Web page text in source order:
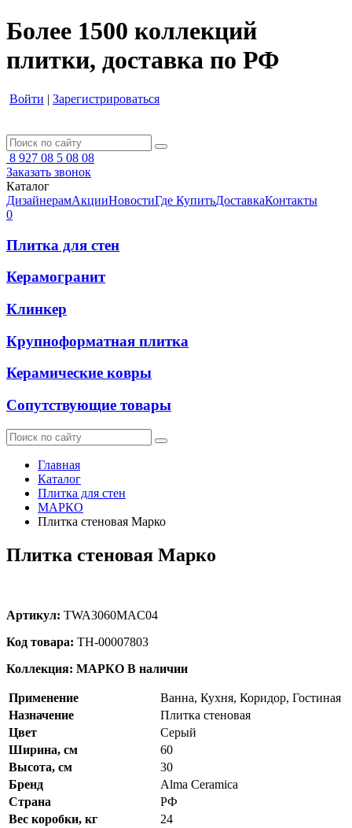
Более 1500 коллекций
плитки, доставка по РФ
Войти | Зарегистрироваться
8 927 08 5 08 08
Заказать звонок
Каталог
ДизайнерамАкцииНовостиГде КупитьДоставкаКонтакты
0
Плитка для стен
Керамогранит
Клинкер
Крупноформатная плитка
Керамические ковры
Сопутствующие товары
Главная
Каталог
Плитка для стен
МАРКО
Плитка стеновая Марко
Плитка стеновая Марко
Артикул: TWA3060MAC04
Код товара: ТН-00007803
Коллекция: МАРКО В наличии
Применение
Ванна, Кухня, Коридор, Гостиная
Назначение
Плитка стеновая
Цвет
Серый
Ширина, см
60
Высота, см
30
Бренд
Alma Ceramica
Страна
РФ
Вес коробки, кг
24